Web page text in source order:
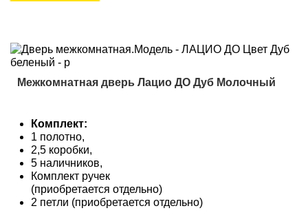
Межкомнатная дверь Лацио ДО Дуб Молочный
Комплект:
1 полотно,
2,5 коробки,
5 наличников,
Комплект ручек
(приобретается отдельно)
2 петли (приобретается отдельно)